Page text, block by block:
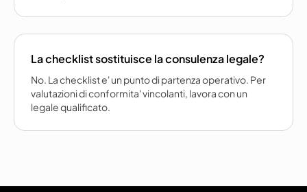
La checklist sostituisce la consulenza legale?
No. La checklist e' un punto di partenza operativo. Per
valutazioni di conformita' vincolanti, lavora con un
legale qualificato.